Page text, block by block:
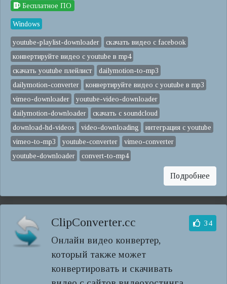
Бесплатное ПО
Windows
youtube-playlist-downloader
скачать видео с facebook
конвертируйте видео с youtube в mp4
скачать youtube плейлист
dailymotion-to-mp3
dailymotion-converter
конвертируйте видео с youtube в mp3
vimeo-downloader
youtube-video-downloader
dailymotion-downloader
скачать с soundcloud
download-hd-videos
video-downloading
интеграция с youtube
vimeo-to-mp3
youtube-converter
vimeo-converter
youtube-downloader
convert-to-mp4
Подробнее
ClipConverter.cc
Онлайн видео конвертер,
который также может
конвертировать и скачивать
34